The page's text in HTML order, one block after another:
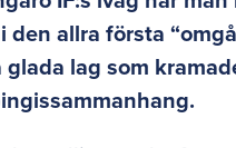
allra första
lag som